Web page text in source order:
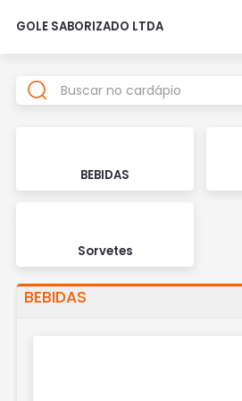
GOLE SABORIZADO LTDA
BEBIDAS
Sorvetes
BEBIDAS